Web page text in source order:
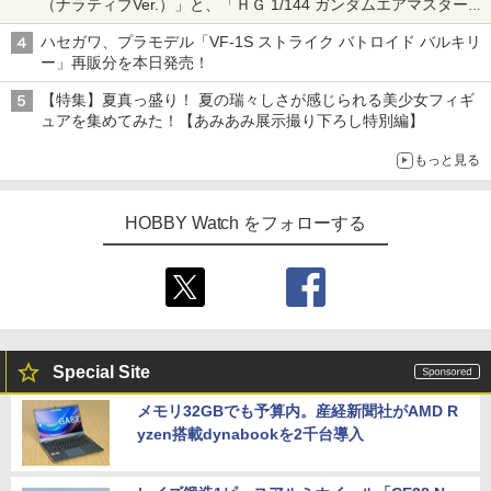
（ナラティブVer.）」と、「ＨＧ 1/144 ガンダムエアマスターバ
ースト」再販
ハセガワ、プラモデル「VF-1S ストライク バトロイド バルキリ
ー」再販分を本日発売！
【特集】夏真っ盛り！ 夏の瑞々しさが感じられる美少女フィギ
ュアを集めてみた！【あみあみ展示撮り下ろし特別編】
もっと見る
HOBBY Watch をフォローする
Special Site
メモリ32GBでも予算内。産経新聞社がAMD R
yzen搭載dynabookを2千台導入